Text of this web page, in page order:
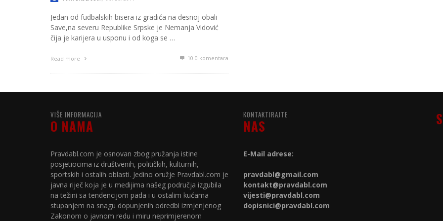
Jedan od fudbalskih bisera iz gradića na desnoj obali
Save,na severu Republike Srpske je Nemanja Vidović
čija je karijera u usponu i od koga se …
Read more 10 0 komentara
VIŠE INFORMACIJA
O NAMA
Pravdabl.com je osnovan zbog pružanja istine
posjetiocima iz društvenih, političkih, kulturnih,
sportskih i ostalih oblasti. Jedino oružje Pravdabl.com je
javna riječ koja je u medijima našeg područja izgubila
na težini sa tendencijom pada i u ostalim kućama
stupanjem na snagu dopunjenih odredbi izmjenjenog
Zakonom o javnom redu i miru neprimjerenom
KONTAKTIRAJTE
NAS
E-Mail adrese:
pravdabl@gmail.com
kontakt@pravdabl.com
vijesti@pravdabl.com
dopisnici@pravdabl.com